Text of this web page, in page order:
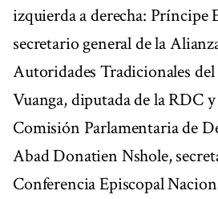
izquierda a derecha: Príncipe
secretario general de la
Autoridades Tradicionales
Vuanga, diputada de la RDC
Comisión Parlamentaria de
Abad Donatien Nshole,
Conferencia Episcopal